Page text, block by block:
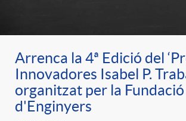
Arrenca la 4ª Edició del
Innovadores Isabel P.
organitzat per la
d'Enginyers